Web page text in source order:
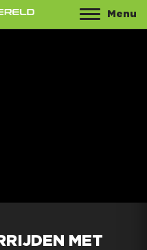
Menu
MET